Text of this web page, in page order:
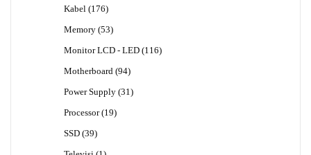
Kabel
176176
Memory 5353
Monitor LCD - LED 116116
Motherboard 9494
Power Supply 31 31
Processor 1919
SSD 3939